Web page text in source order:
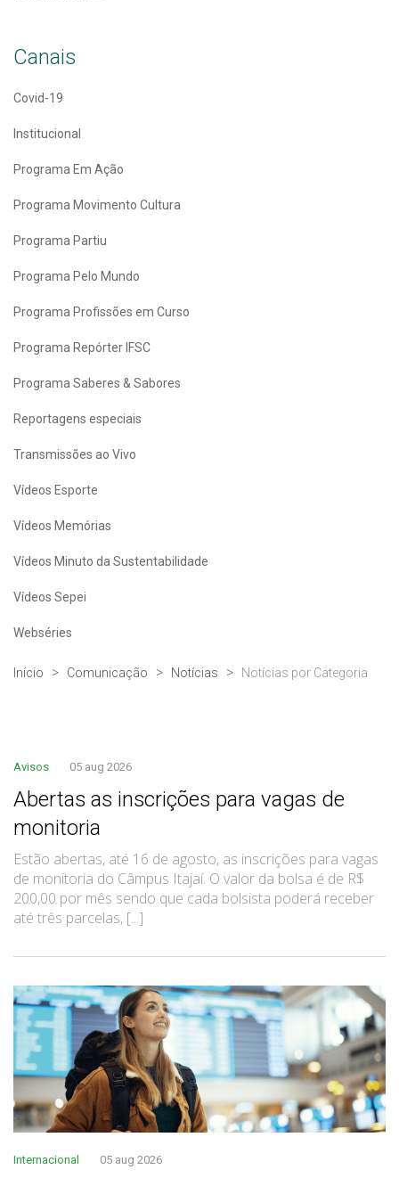
Canais
Covid-19
Institucional
Programa Em Ação
Programa Movimento Cultura
Programa Partiu
Programa Pelo Mundo
Programa Profissões em Curso
Programa Repórter IFSC
Programa Saberes & Sabores
Reportagens especiais
Transmissões ao Vivo
Vídeos Esporte
Vídeos Memórias
Vídeos Minuto da Sustentabilidade
Vídeos Sepei
Webséries
Início Comunicação Notícias Notícias por Categoria
Avisos 05 aug 2026
Abertas as inscrições para vagas de
monitoria
Estão abertas, até 16 de agosto, as inscrições para vagas
de monitoria do Câmpus Itajaí. O valor da bolsa é de R$
200,00 por mês sendo que cada bolsista poderá receber
até três parcelas, [...]
Internacional 05 aug 2026